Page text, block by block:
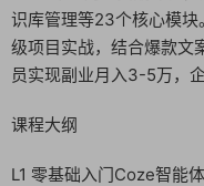
识库管理等23个核心模
级项目实战，结合爆款文
员实现副业月入3-5万，
课程大纲
L1 零基础入门Coze智能体